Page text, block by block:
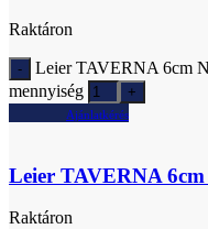
Raktáron
Leier TAVERNA 6cm
mennyiség
Ajánlatkérés
Leier TAVERNA
Raktáron